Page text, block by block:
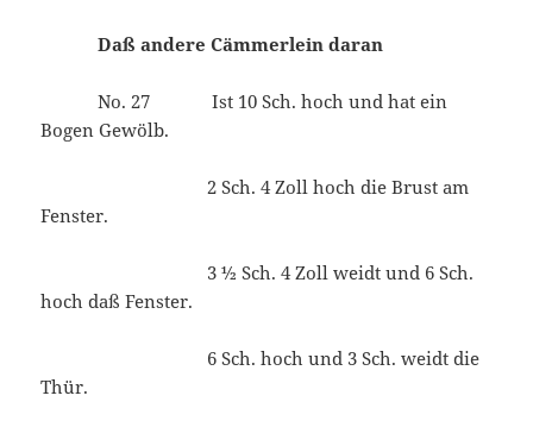
Daß andere Cämmerlein daran
No. 27 Ist 10 Sch. hoch und hat ein
Bogen Gewölb.
2 Sch. 4 Zoll hoch die Brust am
Fenster.
3 ½ Sch. 4 Zoll weidt und 6 Sch.
hoch daß Fenster.
6 Sch. hoch und 3 Sch. weidt die
Thür.